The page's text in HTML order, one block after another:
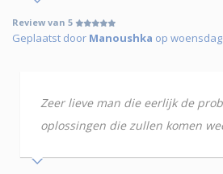
Review van 5
Geplaatst door Manoushka op
Zeer lieve man die eerlijk de
oplossingen die zullen komen